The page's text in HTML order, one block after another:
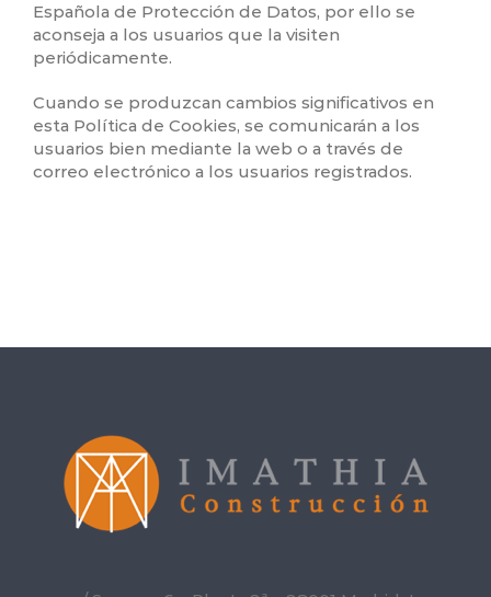
Española de Protección de Datos, por ello se
aconseja a los usuarios que la visiten
periódicamente.
Cuando se produzcan cambios significativos en
esta Política de Cookies, se comunicarán a los
usuarios bien mediante la web o a través de
correo electrónico a los usuarios registrados.